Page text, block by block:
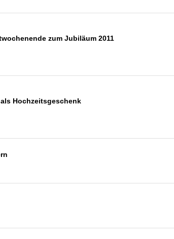
zum Jubiläum 2011
Hochzeitsgeschenk